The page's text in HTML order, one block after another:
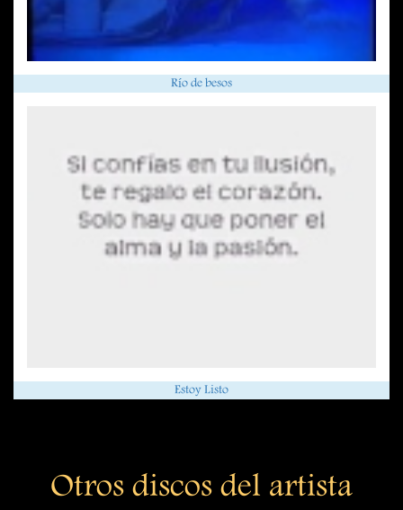
Río de besos
Estoy Listo
Otros discos del artista